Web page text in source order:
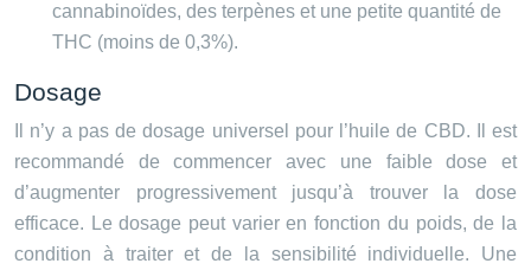
cannabinoïdes, des terpènes et une petite quantité de
THC (moins de 0,3%).
Dosage
Il n’y a pas de dosage universel pour l’huile de CBD. Il est
recommandé de commencer avec une faible dose et
d’augmenter progressivement jusqu’à trouver la dose
efficace. Le dosage peut varier en fonction du poids, de la
condition à traiter et de la sensibilité individuelle. Une